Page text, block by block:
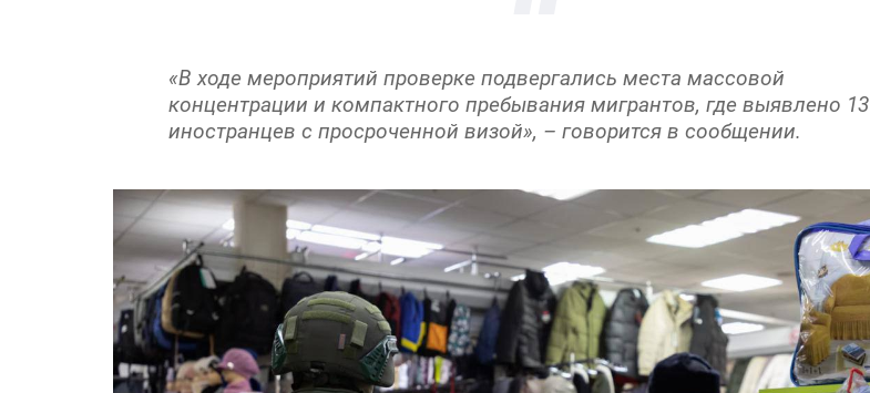
«В ходе мероприятий проверке подвергались места массовой
концентрации и компактного пребывания мигрантов, где выявлено 13
иностранцев с просроченной визой», – говорится в сообщении.